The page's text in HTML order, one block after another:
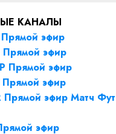
КАНАЛЫ
эфир
эфир
Прямой эфир
эфир
Прямой эфир Матч
эфир